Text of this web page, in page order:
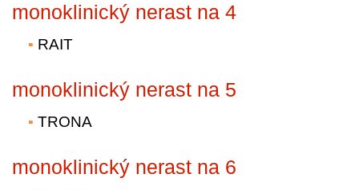
monoklinický nerast na 4
RAIT
monoklinický nerast na 5
TRONA
monoklinický nerast na 6